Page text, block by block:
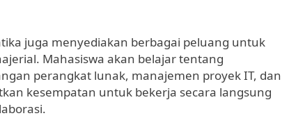
juga menyediakan berbagai peluang untuk
Mahasiswa akan belajar tentang
perangkat lunak, manajemen proyek IT, dan
kesempatan untuk bekerja secara langsung